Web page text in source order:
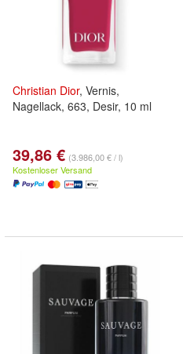
Christian Dior, Vernis,
Nagellack, 663, Desir, 10 ml
39,86 € (3.986,00 € / l)
Kostenloser Versand